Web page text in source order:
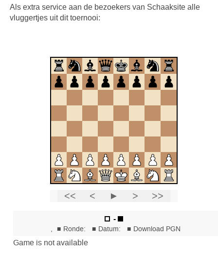
Als extra service aan de bezoekers van Schaaksite alle
vluggertjes uit dit toernooi: